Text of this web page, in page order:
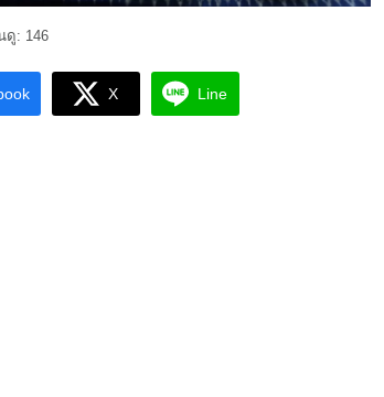
ดู: 146
X Line